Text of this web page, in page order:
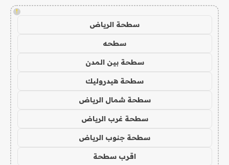
!
سطحة الرياض
سطحه
سطحة بين المدن
سطحة هيدروليك
سطحة شمال الرياض
سطحة غرب الرياض
سطحة جنوب الرياض
اقرب سطحة